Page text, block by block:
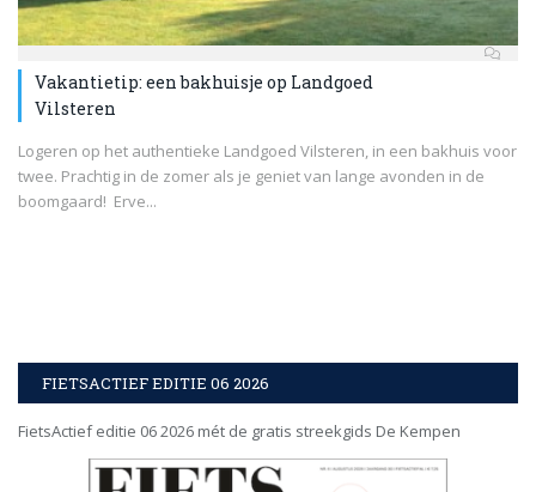
Vakantietip: een bakhuisje op Landgoed
Vilsteren
Logeren op het authentieke Landgoed Vilsteren, in een bakhuis voor
twee. Prachtig in de zomer als je geniet van lange avonden in de
boomgaard! Erve...
FIETSACTIEF EDITIE 06 2026
FietsActief editie 06 2026 mét de gratis streekgids De Kempen